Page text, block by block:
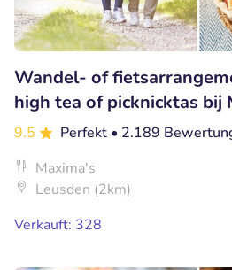
Wandel- of
high tea of picknicktas bij
9.5 Perfekt • 2.189
Maxima's
Leusden (2km)
Verkauft: 328